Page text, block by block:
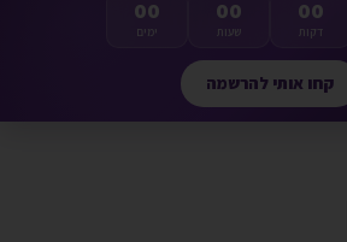
00
ימים
00
שעות
00
דקות
קחו אותי להרשמה